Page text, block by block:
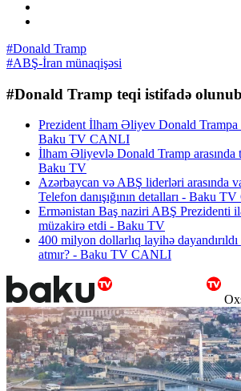
#Donald Tramp
#ABŞ-İran münaqişəsi
#Donald Tramp teqi istifadə olunub
Prezident İlham Əliyev Donald Trampa
Baku TV CANLI
İlham Əliyevlə Donald Tramp arasında
Baku TV
Azərbaycan və ABŞ liderləri arasında
Telefon danışığının detalları - Baku
Ermənistan Baş naziri ABŞ Prezidenti
müzakirə etdi - Baku TV
400 milyon dollarlıq layihə
atmır? - Baku TV CANLI